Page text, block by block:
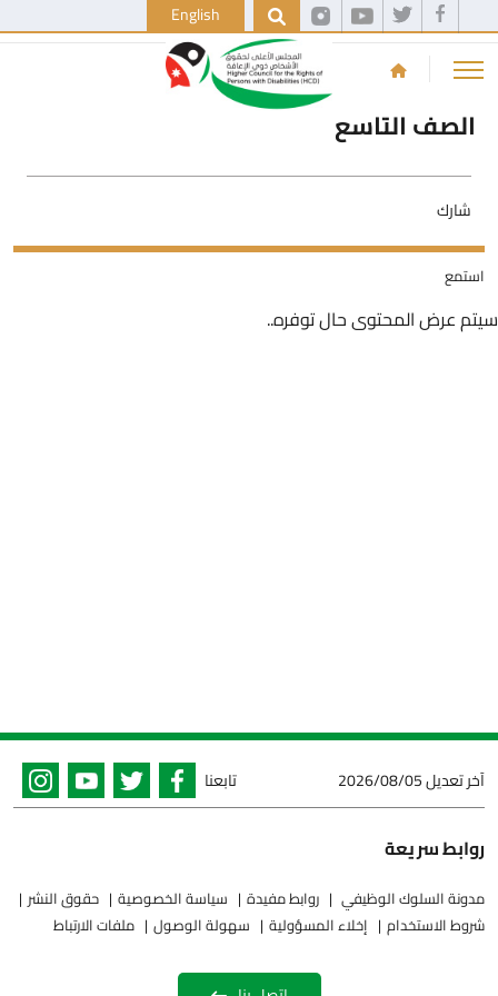
English
الصف التاسع
شارك
استمع
سيتم عرض المحتوى حال توفره..
آخر تعديل2026/08/05 تابعنا
روابط سريعة
مدونة السلوك الوظيفي روابط مفيدة سياسة الخصوصية
حقوق النشر
شروط الاستخدام
إخلاء المسؤولية سهولة الوصول ملفات الارتباط